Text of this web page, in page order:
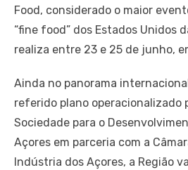
Food, considerado o maior
“fine food” dos Estados Unidos
realiza entre 23 e 25 de junho,
Ainda no panorama
referido plano operacionalizado
Sociedade para o
Açores em parceria com a
Indústria dos Açores, a Região